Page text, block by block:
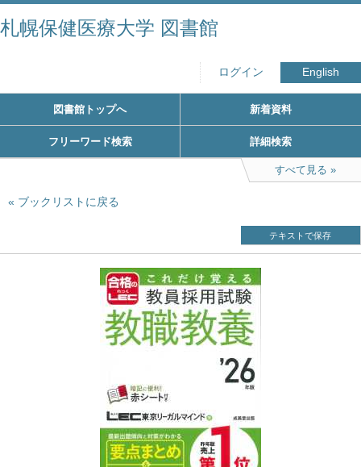
札幌保健医療大学 図書館
ログイン English
図書館トップへ 新着資料
フリーワード検索 詳細検索
すべて見る
ブックリストに戻る
テキストで保存